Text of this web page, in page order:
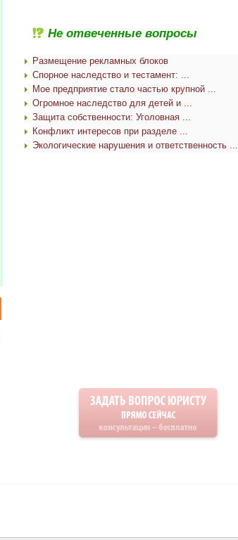
Не отвеченные вопросы
Размещение рекламных блоков
Спорное наследство и тестамент: ...
Мое предприятие стало частью крупной ...
Огромное наследство для детей и ...
Защита собственности: Уголовная ...
Конфликт интересов при разделе ...
Экологические нарушения и ответственность ...